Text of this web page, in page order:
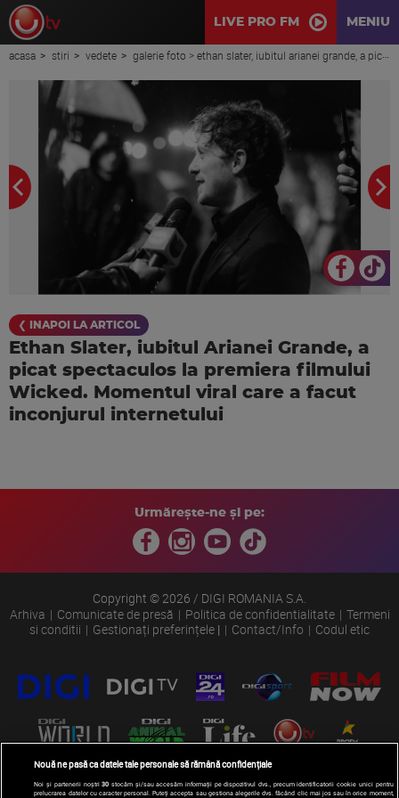
LIVE PRO FM MENIU
acasa stiri vedete galerie foto > ethan slater, iubitul arianei grande, a picat spectaculos la premiera filmului wicked. momentul viral care a facut inconjurul internetului
❮ INAPOI LA ARTICOL
Ethan Slater, iubitul Arianei Grande, a
picat spectaculos la premiera filmului
Wicked. Momentul viral care a facut
inconjurul internetului
Urmărește-ne și pe:
Copyright © 2026 / DIGI ROMANIA S.A.
Arhiva
Comunicate de presă Politica de confidentialitate
Termeni
si conditii
Gestionați preferințele | Contact/Info Codul etic
Nouă ne pasă ca datele tale personale să rămână confidențiale
Noi și partenerii noștri30 stocăm și/sau accesăm informații pe dispozitivul dvs., precum identificatorii cookie unici pentru
prelucrarea datelor cu caracter personal. Puteți accepta sau gestiona alegerile dvs. făcând clic mai jos sau în orice moment,